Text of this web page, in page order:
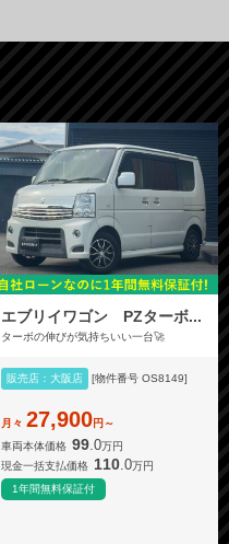
エブリイワゴン PZターボ...
ターボの伸びが気持ちいい一台🚀
販売店：大阪店 [物件番号 OS8149]
月々 27,900円～
車両本体価格 99 .0万円
現金一括支払価格 110.0万円
1年間無料保証付